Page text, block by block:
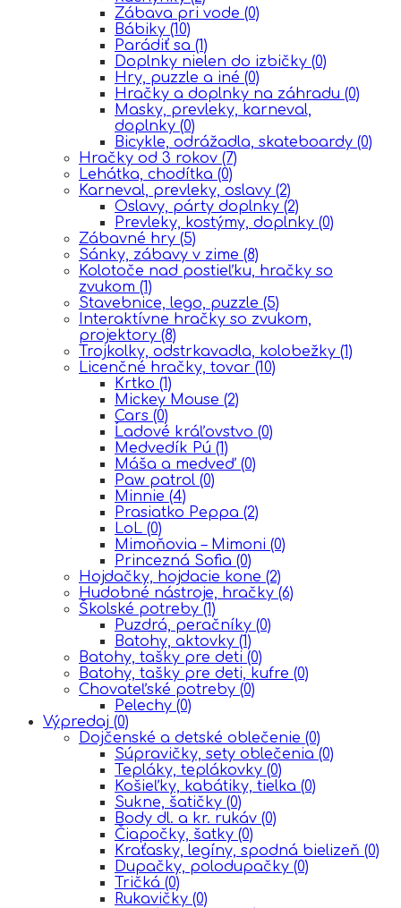
Zábava pri vode (0)
Bábiky (10)
Parádiť sa (1)
Doplnky nielen do izbičky (0)
Hry, puzzle a iné (0)
Hračky a doplnky na záhradu (0)
Masky, prevleky, karneval,
doplnky (0)
Bicykle, odrážadla, skateboardy (0)
Hračky od 3 rokov (7)
Lehátka, chodítka (0)
Karneval, prevleky, oslavy (2)
Oslavy, párty doplnky (2)
Prevleky, kostýmy, doplnky (0)
Zábavné hry (5)
Sánky, zábavy v zime (8)
Kolotoče nad postieľku, hračky so
zvukom (1)
Stavebnice, lego, puzzle (5)
Interaktívne hračky so zvukom,
projektory (8)
Trojkolky, odstrkavadla, kolobežky (1)
Licenčné hračky, tovar (10)
Krtko (1)
Mickey Mouse (2)
Cars (0)
Ĺadové kráľovstvo (0)
Medvedík Pú (1)
Máša a medveď (0)
Paw patrol (0)
Minnie (4)
Prasiatko Peppa (2)
LoL (0)
Mimoňovia – Mimoni (0)
Princezná Sofia (0)
Hojdačky, hojdacie kone (2)
Hudobné nástroje, hračky (6)
Školské potreby (1)
Puzdrá, peračníky (0)
Batohy, aktovky (1)
Batohy, tašky pre deti (0)
Batohy, tašky pre deti, kufre (0)
Chovateľské potreby (0)
Pelechy (0)
Výpredaj (0)
Dojčenské a detské oblečenie (0)
Súpravičky, sety oblečenia (0)
Tepláky, teplákovky (0)
Košieľky, kabátiky, tielka (0)
Sukne, šatičky (0)
Body dl. a kr. rukáv (0)
Čiapočky, šatky (0)
Kraťasky, legíny, spodná bielizeň (0)
Dupačky, polodupačky (0)
Tričká (0)
Rukavičky (0)